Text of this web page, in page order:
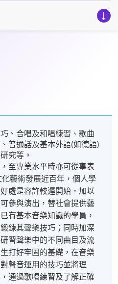
、合唱及和唱練習、歌曲
普通話及基本外語(如德語)
究等。
至專業水平時亦可從事表
藝術發展近百年，個人學
處是容許較遲開始，加以
參與演出，替社會提供藝
有基本音樂知識的學員，
鍊其聲樂技巧；同時加深
習聲樂中的不同曲目及流
打好牢固的基礎，在音樂
聲音運用的技巧並將理
通過歌唱練習及了解正確